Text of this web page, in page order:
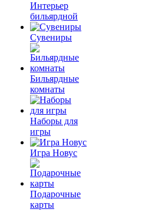
Интерьер
бильярдной
Сувениры
Бильярдные
комнаты
Наборы для
игры
Игра Новус
Подарочные
карты